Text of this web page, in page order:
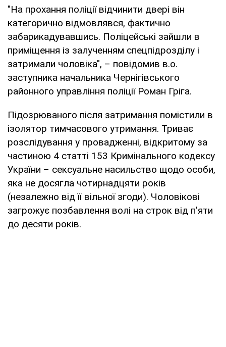
"На прохання поліції відчинити двері він
категорично відмовлявся, фактично
забарикадувавшись. Поліцейські зайшли в
приміщення із залученням спецпідрозділу і
затримали чоловіка", – повідомив в.о.
заступника начальника Чернігівського
районного управління поліції Роман Гріга.
Підозрюваного після затримання помістили в
ізолятор тимчасового утримання. Триває
розслідування у провадженні, відкритому за
частиною 4 статті 153 Кримінального кодексу
України – сексуальне насильство щодо особи,
яка не досягла чотирнадцяти років
(незалежно від її вільної згоди). Чоловікові
загрожує позбавлення волі на строк від п'яти
до десяти років.